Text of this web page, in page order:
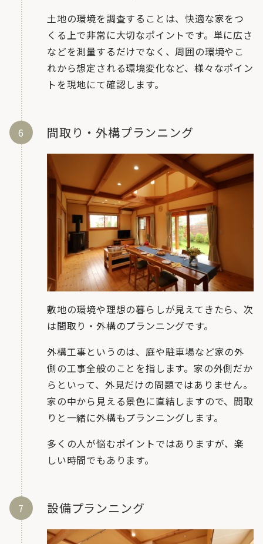
土地の環境を調査することは、快適な家をつ
くる上で非常に大切なポイントです。単に広さ
などを測量するだけでなく、周囲の環境やこ
れから想定される環境変化など、様々なポイン
トを現地にて確認します。
間取り・外構プランニング
敷地の環境や理想の暮らしが見えてきたら、次
は間取り・外構のプランニングです。
外構工事というのは、庭や駐車場など家の外
側の工事全般のことを指します。家の外側だか
らといって、外見だけの問題ではありません。
家の中から見える景色に直結しますので、間取
りと一緒に外構もプランニングします。
多くの人が悩むポイントではありますが、楽
しい時間でもあります。
設備プランニング